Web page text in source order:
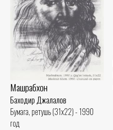
Машрабхон
Баходир Джалалов
Бумага, ретушь (31x22) - 1990
год